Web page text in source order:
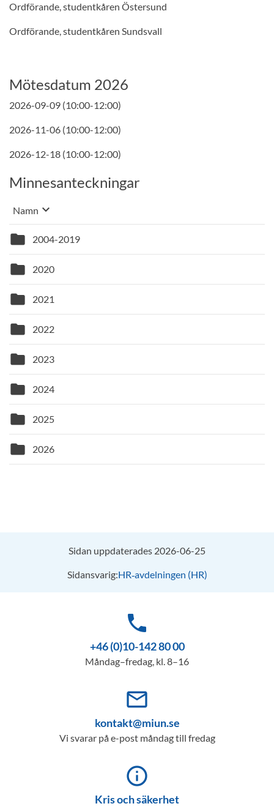
Ordförande, studentkåren Östersund
Ordförande, studentkåren Sundsvall
Mötesdatum 2026
2026-09-09 (10:00-12:00)
2026-11-06 (10:00-12:00)
2026-12-18 (10:00-12:00)
Minnesanteckningar
Sortera på
Namn
, Vald sortering: stigande
keyboard_arrow_down
folder 2004-2019
folder 2020
folder 2021
folder 2022
folder 2023
folder 2024
folder 2025
folder 2026
Sidan uppdaterades 2026-06-25
Sidansvarig:HR‑avdelningen (HR)
phone
+46 (0)10-142 80 00
Måndag–fredag, kl. 8–16
mail_outline
kontakt@miun.se
Vi svarar på e-post måndag till fredag
info_outline
Kris och säkerhet